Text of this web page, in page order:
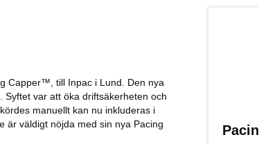
Capper™, till Inpac i Lund. Den nya
var att öka driftsäkerheten och
manuellt kan nu inkluderas i
är väldigt nöjda med sin nya Pacing